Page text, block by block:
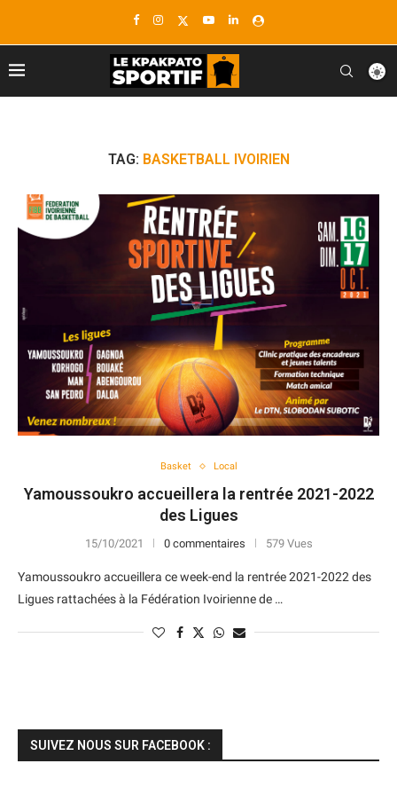
TAG: BASKETBALL IVOIRIEN
Basket Local
Yamoussoukro accueillera la rentrée 2021-2022
des Ligues
15/10/2021 0 commentaires 579 Vues
Yamoussoukro accueillera ce week-end la rentrée 2021-2022 des
Ligues rattachées à la Fédération Ivoirienne de …
SUIVEZ NOUS SUR FACEBOOK :